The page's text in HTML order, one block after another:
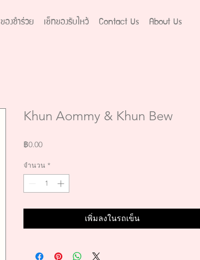
ของชำร่วย เซ็ทของรับไหว้ Contact Us About Us
Khun Aommy & Khun Bew
฿0.00ราคา
จำนวน *
เพิ่มลงในรถเข็น